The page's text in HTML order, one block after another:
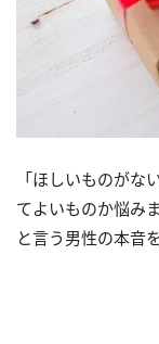
「ほしいものがな
てよいものか悩み
と言う男性の本音